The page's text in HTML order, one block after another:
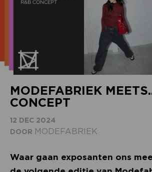
MODEFABRIEK
CONCEPT
12 DEC 2024
DOOR MODEFABRIEK
Waar gaan exposanten ons